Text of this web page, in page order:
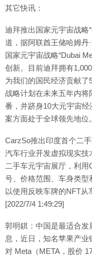
其它快讯：
迪拜推出国家元宇宙战略
道，据阿联酋王储哈姆丹
国家元宇宙战略“Dubai
创新。目前迪拜拥有
为我们的国民经济贡献了
战略计划在未来五年内
番，并跻身10大元宇宙
案方面处于全球领先地位
CarzSo推出印度首个二
汽车行业开发虚拟现实
二手车元宇宙展厅，利
号、价格范围、车身类
以使用反映车牌的NFT从
[2022/7/4 1:49:29]
郭明錤：中国是最适合发
息，近日，知名苹果产
对 Meta（META，股价